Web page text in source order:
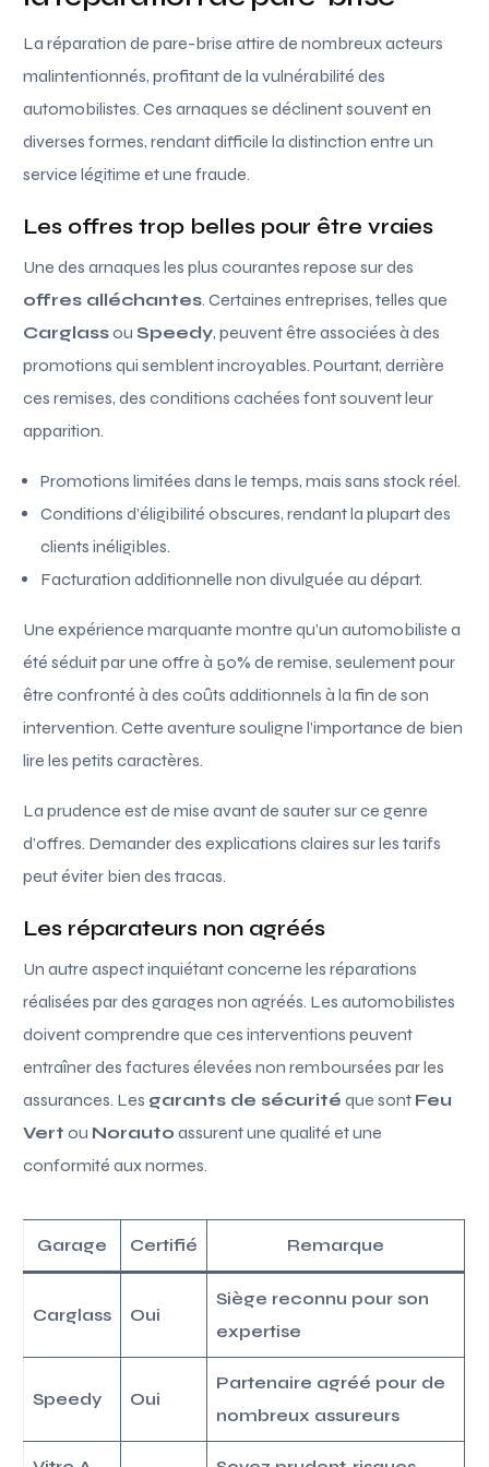
La réparation de pare-brise attire de nombreux acteurs
malintentionnés, profitant de la vulnérabilité des
automobilistes. Ces arnaques se déclinent souvent en
diverses formes, rendant difficile la distinction entre un
service légitime et une fraude.
Les offres trop belles pour être vraies
Une des arnaques les plus courantes repose sur des
offres alléchantes. Certaines entreprises, telles que
Carglassou Speedy, peuvent être associées à des
promotions qui semblent incroyables. Pourtant, derrière
ces remises, des conditions cachées font souvent leur
apparition.
Promotions limitées dans le temps, mais sans stock réel.
Conditions d’éligibilité obscures, rendant la plupart des
clients inéligibles.
Facturation additionnelle non divulguée au départ.
Une expérience marquante montre qu’un automobiliste a
été séduit par une offre à 50% de remise, seulement pour
être confronté à des coûts additionnels à la fin de son
intervention. Cette aventure souligne l’importance de bien
lire les petits caractères.
La prudence est de mise avant de sauter sur ce genre
d’offres. Demander des explications claires sur les tarifs
peut éviter bien des tracas.
Les réparateurs non agréés
Un autre aspect inquiétant concerne les réparations
réalisées par des garages non agréés. Les automobilistes
doivent comprendre que ces interventions peuvent
entraîner des factures élevées non remboursées par les
assurances. Les garants de sécurité que sont Feu
Vert ou Norauto assurent une qualité et une
conformité aux normes.
Garage Certifié Remarque
Carglass Oui
Siège reconnu pour son
expertise
Speedy Oui
Partenaire agréé pour de
nombreux assureurs